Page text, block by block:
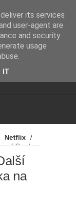
Netflix /
of Cards:
řadu
na
its services
user-agent are
and security
usage
IT